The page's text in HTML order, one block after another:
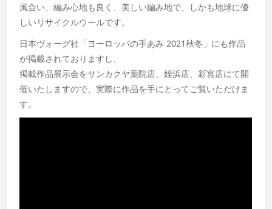
風合い、編み心地も良く、美しい編み地で、しかも地球に優
しいリサイクルウールです。
日本ヴォーグ社「ヨーロッパの手あみ 2021秋冬」にも作品
が掲載されておりますし、
掲載作品展示会をサンカクヤ薬院店、姪浜店、新宮店にて開
催いたしますので、実際に作品を手にとってご覧いただけま
す。